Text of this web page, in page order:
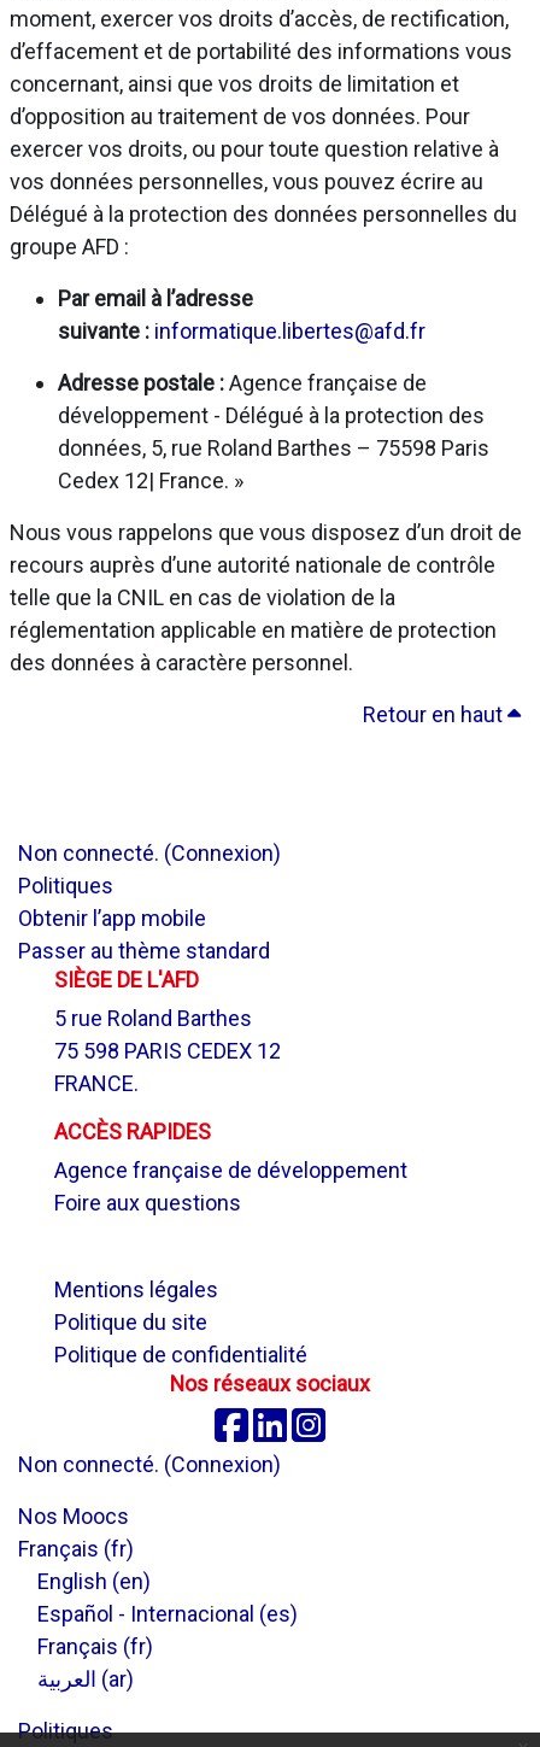
moment, exercer vos droits d’accès, de rectification,
d’effacement et de portabilité des informations vous
concernant, ainsi que vos droits de limitation et
d’opposition au traitement de vos données. Pour
exercer vos droits, ou pour toute question relative à
vos données personnelles, vous pouvez écrire au
Délégué à la protection des données personnelles du
groupe AFD :
Par email à l’adresse
suivante : informatique.libertes@afd.fr
Adresse postale :Agence française de
développement - Délégué à la protection des
données, 5, rue Roland Barthes – 75598 Paris
Cedex 12| France. »
Nous vous rappelons que vous disposez d’un droit de
recours auprès d’une autorité nationale de contrôle
telle que la CNIL en cas de violation de la
réglementation applicable en matière de protection
des données à caractère personnel.
Retour en haut
Non connecté. (Connexion)
Politiques
Obtenir l’app mobile
Passer au thème standard
SIÈGE DE L'AFD
5 rue Roland Barthes
75 598 PARIS CEDEX 12
FRANCE.
ACCÈS RAPIDES
Agence française de développement
Foire aux questions
Mentions légales
Politique du site
Politique de confidentialité
Nos réseaux sociaux
Facebook
Linkedin
Non connecté. (Connexion)
Nos Moocs
Français ‎(fr)‎
English ‎(en)‎
Español - Internacional ‎(es)‎
Français ‎(fr)‎
العربية ‎(ar)‎
Politiques